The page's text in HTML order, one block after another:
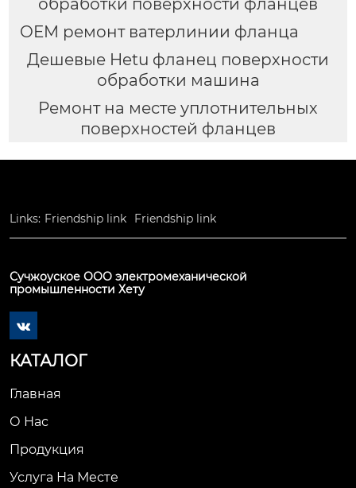
OEM ремонт ватерлинии фланца
Дешевые Hetu фланец поверхности
обработки машина
Ремонт на месте уплотнительных
поверхностей фланцев
Links: Friendship link Friendship link
Сучжоуское ООО электромеханической
промышленности Хету

КАТАЛОГ
Главная
О Нас
Продукция
Услуга На Месте